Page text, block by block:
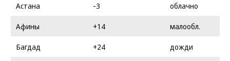
Астана
-3
облачно
Афины
+14
малообл.
Багдад
+24
дожди